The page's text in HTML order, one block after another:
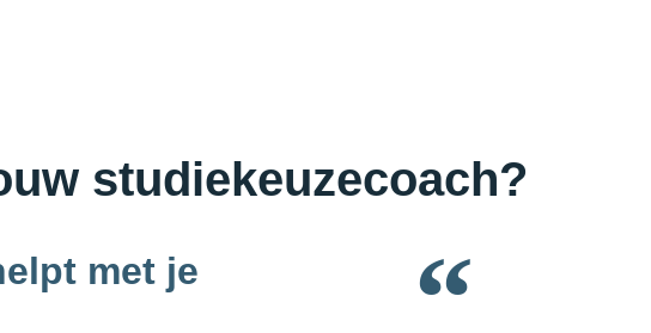
studiekeuzecoach?
met je